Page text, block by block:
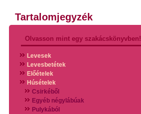
Tartalomjegyzék
Olvasson mint egy szakácskönyvben!
Levesek
Levesbetétek
Előételek
Húsételek
Csirkéből
Egyéb négylábúak
Pulykából